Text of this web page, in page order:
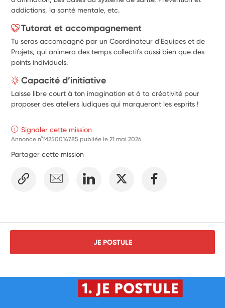
addictions, la santé mentale, etc.
Tutorat et accompagnement
Tu seras accompagné par un Coordinateur d'Equipes et de
Projets, qui animera des temps collectifs aussi bien que des
points individuels.
Capacité d’initiative
Laisse libre court à ton imagination et à ta créativité pour
proposer des ateliers ludiques qui marqueront les esprits !
Signaler cette mission
Annonce n°M250014785 publiée le21 mai 2026
Partager cette mission
JE POSTULE